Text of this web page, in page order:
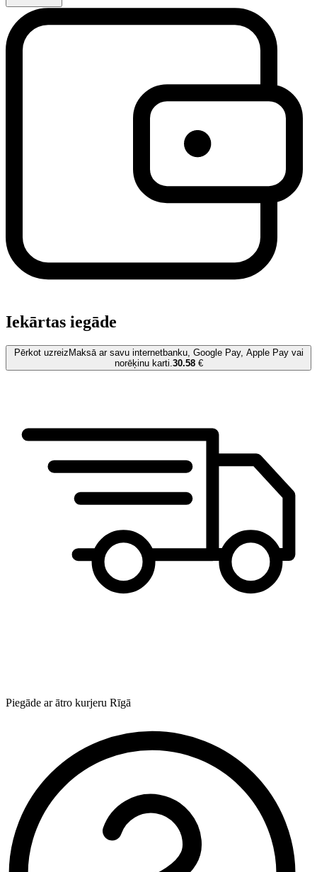
Iekārtas iegāde
Pērkot uzreiz Maksā ar savu internetbanku, Google Pay, Apple Pay vai
norēķinu karti.30.58€
Piegāde ar ātro kurjeru Rīgā